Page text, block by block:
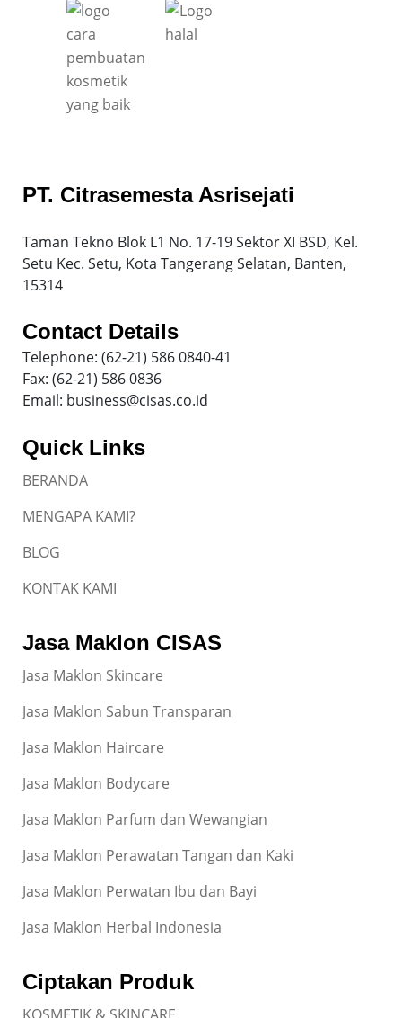
PT. Citrasemesta Asrisejati
Taman Tekno Blok L1 No. 17-19 Sektor XI BSD, Kel.
Setu Kec. Setu, Kota Tangerang Selatan, Banten,
15314
Contact Details
Telephone: (62-21) 586 0840-41
Fax: (62-21) 586 0836
Email: business@cisas.co.id
Quick Links
BERANDA
MENGAPA KAMI?
BLOG
KONTAK KAMI
Jasa Maklon CISAS
Jasa Maklon Skincare
Jasa Maklon Sabun Transparan
Jasa Maklon Haircare
Jasa Maklon Bodycare
Jasa Maklon Parfum dan Wewangian
Jasa Maklon Perawatan Tangan dan Kaki
Jasa Maklon Perwatan Ibu dan Bayi
Jasa Maklon Herbal Indonesia
Ciptakan Produk